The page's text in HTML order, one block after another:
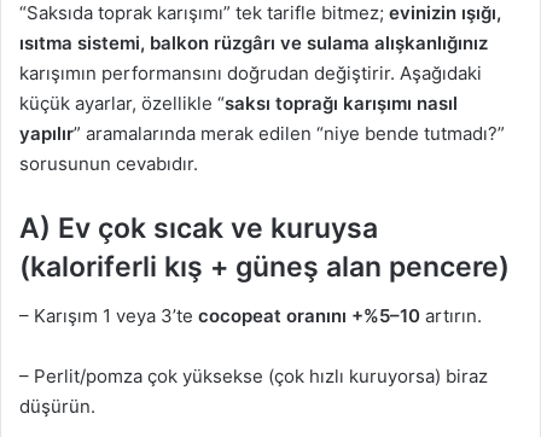
“Saksıda toprak karışımı” tek tarifle bitmez; evinizin ışığı,
ısıtma sistemi, balkon rüzgârı ve sulama alışkanlığınız
karışımın performansını doğrudan değiştirir. Aşağıdaki
küçük ayarlar, özellikle “saksı toprağı karışımı nasıl
yapılır” aramalarında merak edilen “niye bende tutmadı?”
sorusunun cevabıdır.
A) Ev çok sıcak ve kuruysa
(kaloriferli kış + güneş alan pencere)
– Karışım 1 veya 3’te cocopeat oranını +%5–10 artırın.
– Perlit/pomza çok yüksekse (çok hızlı kuruyorsa) biraz
düşürün.